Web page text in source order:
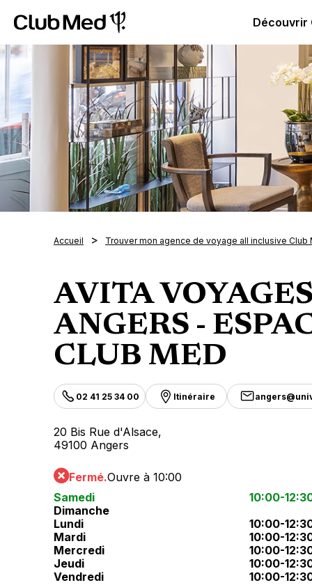
Club Med | Séjours Tout Compris haut de gamme ou
Découvrir
Accueil Trouver mon agence de voyage all inclusive Club
AVITA
ANGERS -
CLUB MED
02 41 25 34 00 Itinéraire
20 Bis Rue d'Alsace,
49100 Angers
Fermé.Ouvre à 10:00
Samedi
10:00-
Dimanche
Lundi
10:00-
Mardi
10:00-
Mercredi
10:00-
Jeudi
10:00-
Vendredi
10:00-